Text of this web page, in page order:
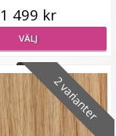
1 499 kr
VÄLJ
2 varianter